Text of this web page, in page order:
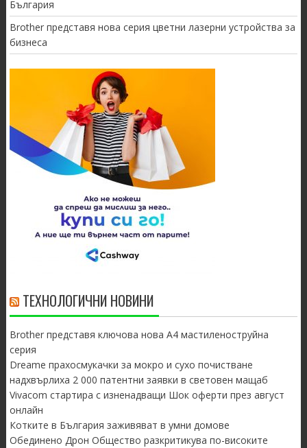
България
Brother представя нова серия цветни лазерни устройства за
бизнеса
ТЕХНОЛОГИЧНИ НОВИНИ
Brother представя ключова нова A4 мастиленоструйна
серия
Dreame прахосмукачки за мокро и сухо почистване
надхвърлиха 2 000 патентни заявки в световен мащаб
Vivacom стартира с изненадващи Шок оферти през август
онлайн
Котките в България заживяват в умни домове
Обединено Дрон Общество разкритикува по-високите